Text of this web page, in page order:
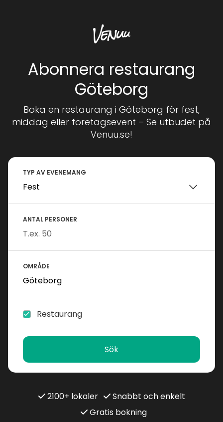
Abonnera restaurang
Göteborg
Boka en restaurang i Göteborg för fest,
middag eller företagsevent – Se utbudet på
Venuu.se!
TYP AV EVENEMANG
ANTAL PERSONER
OMRÅDE
Restaurang
Sök
2100+ lokaler
Snabbt och enkelt
Gratis bokning